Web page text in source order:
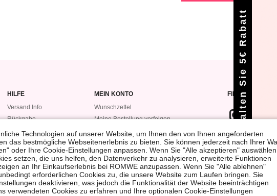
HILFE
Versand Info
Rückgabe
Bestellung
Bonuspunkte
Rückerstattung
MEIN KONTO
Wunschzettel
Meine Bestellung verfolgen
Meine Bestellungen
#LOVEROMWE
FINDEN SIE
WENN DU DICH
VOR ALLEN
Durch Klicken
Datenschutz-
Technologien auf unserer Website, um Ihnen den von Ihnen angeforderten
das bestmögliche Webseitenerlebnis zu bieten. Sie können jederzeit nach Ihrer
oder Ihre Cookie-Einstellungen anpassen. Wenn Sie "Alle akzeptieren" auswählen,
setzen, die uns helfen, den Datenverkehr zu analysieren, erweiterte Funktionen
an Ihr Einkaufserlebnis bei ROMWE anzupassen. Wenn Sie "Alle ablehnen"
erforderlichen Cookies zu, die unsere Website zum Laufen bringen. Sie
deaktivieren, was jedoch die Funktionalität der Website beeinträchtigen
verwendeten Cookies zu erfahren und Ihre optionalen Cookie-Einstellungen
Erhalten Sie 5€ Rabatt